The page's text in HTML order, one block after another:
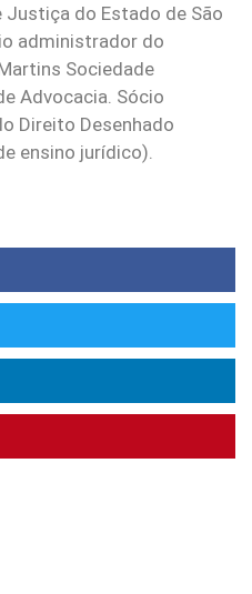
Justiça do Estado de São
administrador do
Sociedade
Advocacia. Sócio
Direito Desenhado
ensino jurídico).